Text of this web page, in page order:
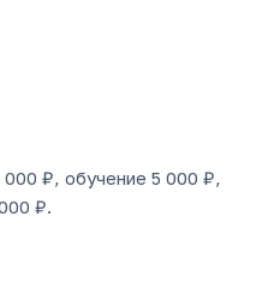
₽, обучение 5 000 ₽,
₽.